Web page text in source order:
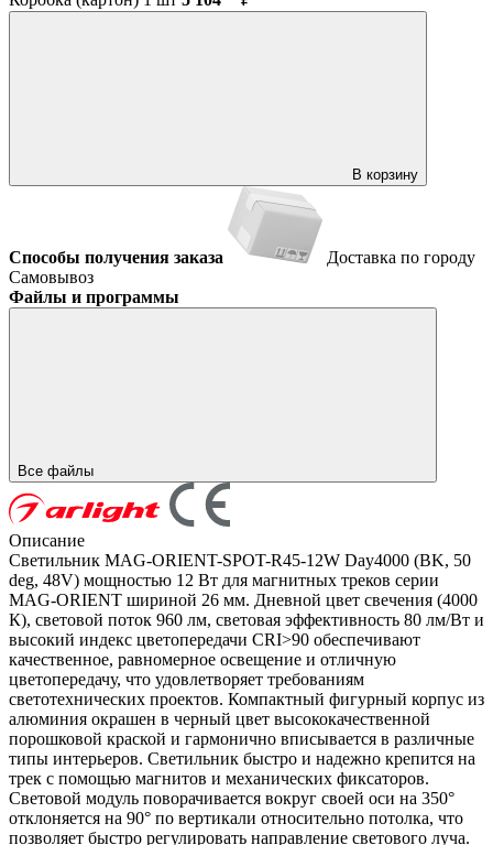
В корзину
Способы получения заказа
Доставка по городу
Самовывоз
Файлы и программы
Все файлы
Описание
Светильник MAG-ORIENT-SPOT-R45-12W Day4000 (BK, 50
deg, 48V) мощностью 12 Вт для магнитных треков серии
MAG-ORIENT шириной 26 мм. Дневной цвет свечения (4000
К), световой поток 960 лм, световая эффективность 80 лм/Вт и
высокий индекс цветопередачи CRI>90 обеспечивают
качественное, равномерное освещение и отличную
цветопередачу, что удовлетворяет требованиям
светотехнических проектов. Компактный фигурный корпус из
алюминия окрашен в черный цвет высококачественной
порошковой краской и гармонично вписывается в различные
типы интерьеров. Светильник быстро и надежно крепится на
трек с помощью магнитов и механических фиксаторов.
Световой модуль поворачивается вокруг своей оси на 350°
отклоняется на 90° по вертикали относительно потолка, что
позволяет быстро регулировать направление светового луча.